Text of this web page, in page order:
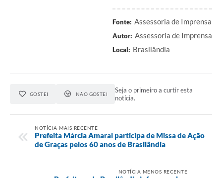
Fonte: Assessoria de Imprensa
Autor: Assessoria de Imprensa
Local: Brasilândia
GOSTEI NÃO GOSTEI
Seja o primeiro a curtir esta
notícia.
NOTÍCIA MAIS RECENTE
Prefeita Márcia Amaral participa de Missa de Ação
de Graças pelos 60 anos de Brasilândia
NOTÍCIA MENOS RECENTE